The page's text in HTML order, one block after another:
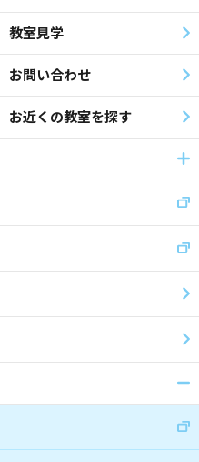
教室見学
お問い合わせ
お近くの教室を探す